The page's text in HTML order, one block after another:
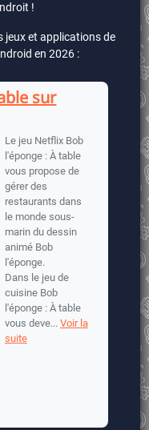
!
jeux et applications de
en 2026 :
sur
Le jeu Netflix Bob
l'éponge : À table
vous propose de
gérer des
restaurants dans
le monde sous-
marin du dessin
animé Bob
l'éponge.
Dans le jeu de
cuisine Bob
l'éponge : À table
vous deve... Voir la
suite